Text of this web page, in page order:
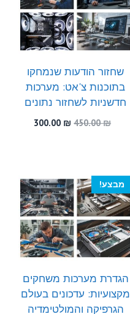
שחזור הודעות שנמחקו
בתוכנות צ'אט: מערכות
חדשניות לשחזור נתונים
450.00₪
המחיר
300.00 ₪
המחיר
מבצע!
הגדרת מערכות משחקים
מקצועיות: עדכונים בעולם
הגרפיקה והמולטימדיה